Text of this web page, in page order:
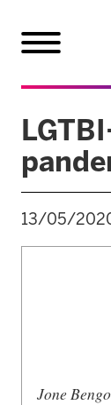
13/05/
Jone